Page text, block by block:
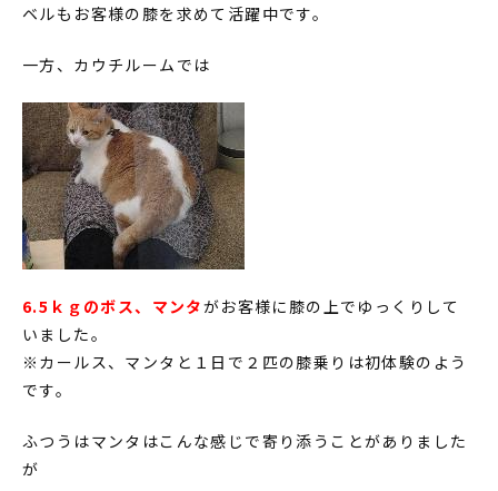
ベルもお客様の膝を求めて活躍中です。
一方、カウチルームでは
6.5ｋｇのボス、マンタがお客様に膝の上でゆっくりして
いました。
※カールス、マンタと１日で２匹の膝乗りは初体験のよう
です。
ふつうはマンタはこんな感じで寄り添うことがありました
が